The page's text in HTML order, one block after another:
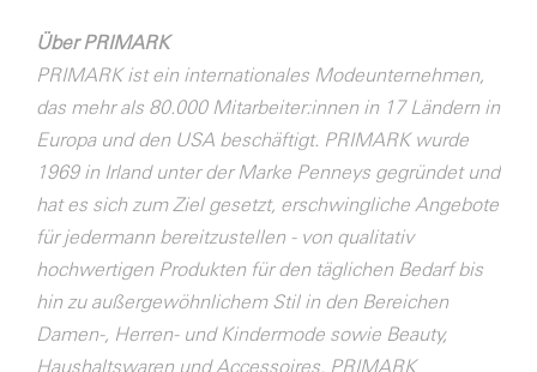
Über PRIMARK
PRIMARK ist ein internationales Modeunternehmen,
das mehr als 80.000 Mitarbeiter:innen in 17 Ländern in
Europa und den USA beschäftigt. PRIMARK wurde
1969 in Irland unter der Marke Penneys gegründet und
hat es sich zum Ziel gesetzt, erschwingliche Angebote
für jedermann bereitzustellen - von qualitativ
hochwertigen Produkten für den täglichen Bedarf bis
hin zu außergewöhnlichem Stil in den Bereichen
Damen-, Herren- und Kindermode sowie Beauty,
Haushaltswaren und Accessoires. PRIMARK